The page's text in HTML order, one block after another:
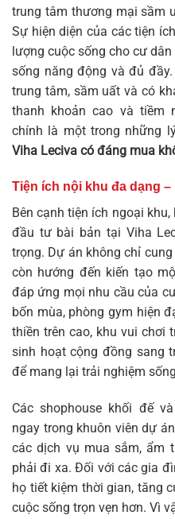
trung tâm thương mại sầm
Sự hiện diện của các tiện
lượng cuộc sống cho cư
sống năng động và đủ
trung tâm, sầm uất và có
thanh khoản cao và tiềm
chính là một trong những
Viha Leciva có đáng mua
Tiện ích nội khu đa dạng
Bên cạnh tiện ích ngoại
đầu tư bài bản tại Viha
trọng. Dự án không chỉ
còn hướng đến kiến tạo
đáp ứng mọi nhu cầu của
bốn mùa, phòng gym hiện
thiền trên cao, khu vui chơi
sinh hoạt cộng đồng sang
để mang lại trải nghiệm
Các shophouse khối đế
ngay trong khuôn viên dự
các dịch vụ mua sắm, ẩm
phải đi xa. Đối với các gia
họ tiết kiệm thời gian, tăng
cuộc sống trọn vẹn hơn. Vì